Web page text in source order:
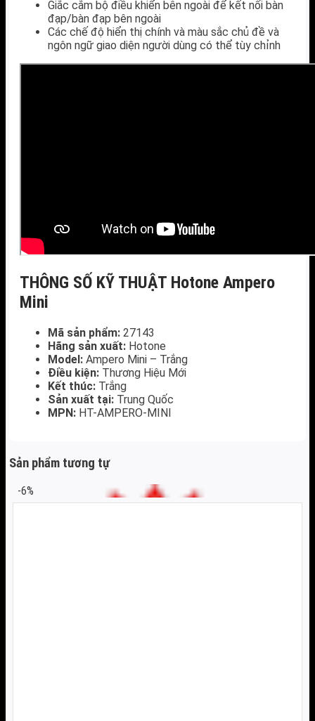
Giắc cắm bộ điều khiển bên ngoài để kết nối bàn
đạp/bàn đạp bên ngoài
Các chế độ hiển thị chính và màu sắc chủ đề và
ngôn ngữ giao diện người dùng có thể tùy chỉnh
THÔNG SỐ KỸ THUẬT Hotone Ampero
Mini
Mã sản phẩm: 27143
Hãng sản xuất: Hotone
Model: Ampero Mini – Trắng
Điều kiện: Thương Hiệu Mới
Kết thúc: Trắng
Sản xuất tại: Trung Quốc
MPN: HT-AMPERO-MINI
Sản phẩm tương tự
-6%